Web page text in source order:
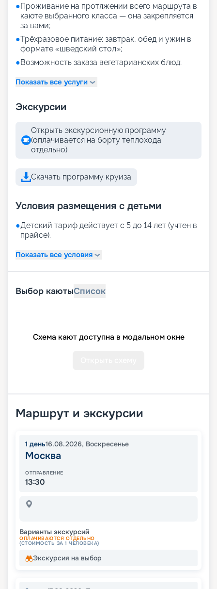
●Проживание на протяжении всего маршрута в
каюте выбранного класса — она закрепляется
за вами;
●Трёхразовое питание: завтрак, обед и ужин в
формате «шведский стол»;
●Возможность заказа вегетарианских блюд;
Показать все услуги
Экскурсии
Открыть экскурсионную программу
(оплачивается на борту теплохода
отдельно)
Скачать программу круиза
Условия размещения с детьми
●Детский тариф действует с 5 до 14 лет (учтен в
прайсе).
Показать все условия
Выбор каютыСписок
Схема кают доступна в модальном окне
Маршрут и экскурсии
1 день16.08.2026, Воскресенье
Москва
ОТПРАВЛЕНИЕ
13:30
Варианты экскурсий
ОПЛАЧИВАЮТСЯ ОТДЕЛЬНО
(СТОИМОСТЬ ЗА 1 ЧЕЛОВЕКА)
Экскурсия на выбор